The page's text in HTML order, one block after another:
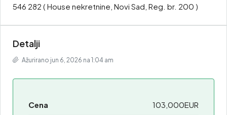
546 282 ( House nekretnine, Novi Sad, Reg. br. 200 )
Detalji
Ažurirano jun 6, 2026 na 1:04 am
Cena 103,000EUR